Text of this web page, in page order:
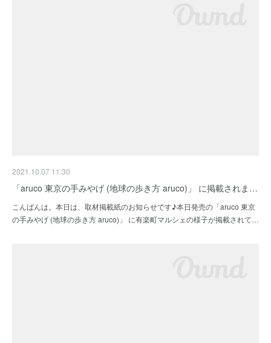
2021.10.07 11:30
「aruco 東京の手みやげ (地球の歩き方 aruco)」 に掲載されま…
こんばんは。本日は、取材掲載紙のお知らせです♪本日発売の「aruco 東京
の手みやげ (地球の歩き方 aruco)」 に有楽町マルシェの様子が掲載されて…